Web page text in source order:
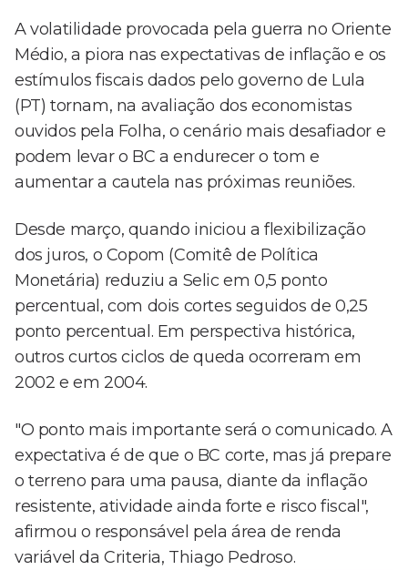
A volatilidade provocada pela guerra no Oriente
Médio, a piora nas expectativas de inflação e os
estímulos fiscais dados pelo governo de Lula
(PT) tornam, na avaliação dos economistas
ouvidos pela Folha, o cenário mais desafiador e
podem levar o BC a endurecer o tom e
aumentar a cautela nas próximas reuniões.
Desde março, quando iniciou a flexibilização
dos juros, o Copom (Comitê de Política
Monetária) reduziu a Selic em 0,5 ponto
percentual, com dois cortes seguidos de 0,25
ponto percentual. Em perspectiva histórica,
outros curtos ciclos de queda ocorreram em
2002 e em 2004.
"O ponto mais importante será o comunicado. A
expectativa é de que o BC corte, mas já prepare
o terreno para uma pausa, diante da inflação
resistente, atividade ainda forte e risco fiscal",
afirmou o responsável pela área de renda
variável da Criteria, Thiago Pedroso.